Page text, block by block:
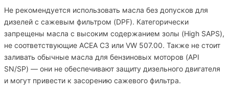
Не рекомендуется использовать масла без допусков для
дизелей с сажевым фильтром (DPF). Категорически
запрещены масла с высоким содержанием золы (High SAPS),
не соответствующие ACEA C3 или VW 507.00. Также не стоит
заливать обычные масла для бензиновых моторов (API
SN/SP) — они не обеспечивают защиту дизельного двигателя
и могут привести к засорению сажевого фильтра.